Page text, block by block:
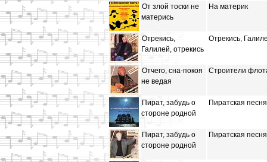
От злой тоски не
матерись
На материк
Отрекись,
Галилей, отрекись
Отрекись,
Отчего, сна-покоя
не ведая
Строители
Пират, забудь о
стороне родной
Пиратская песня
Пират, забудь о
стороне родной
Пиратская песня